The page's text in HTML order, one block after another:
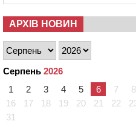
АРХІВ НОВИН
Серпень 2026
1
2 3 4 5 6 7 8
16
17 18 19 20 21 22
31